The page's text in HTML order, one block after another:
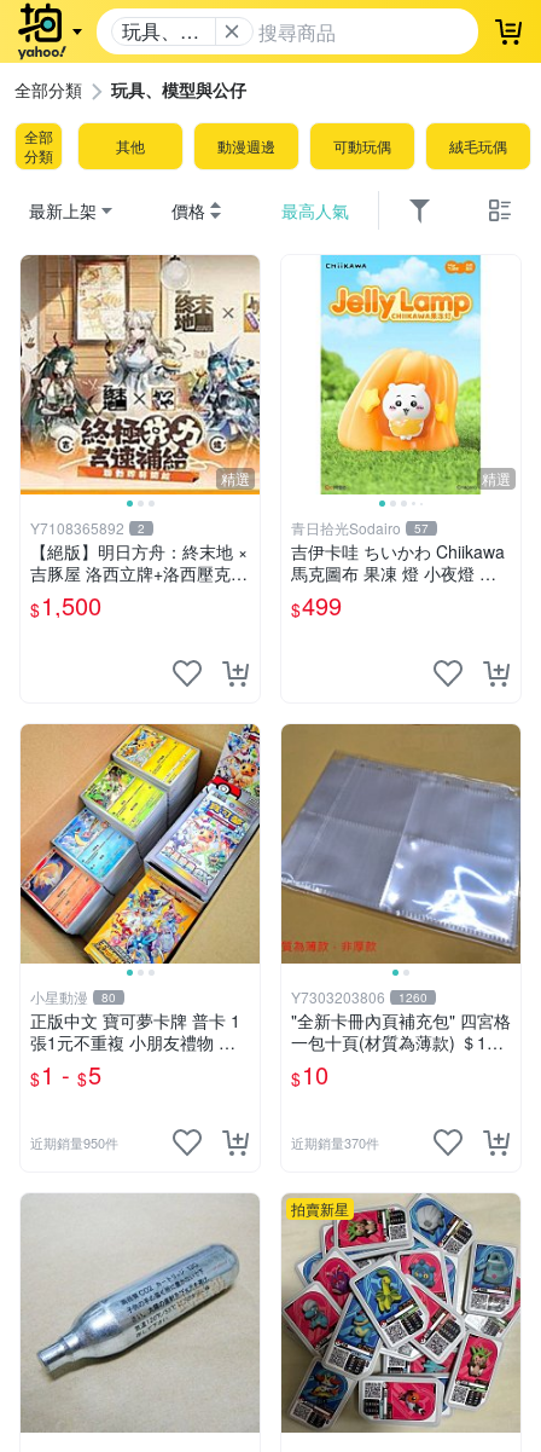
玩具、模
型與公仔
登
全部分類 玩具、模型與公仔
全部
分類
其他 動漫週邊 可動玩偶 絨毛玩偶
最新上架 價格 最高人氣
精選
Y7108365892 2
【絕版】明日方舟：終末地 ×
吉豚屋 洛西立牌+洛西壓克力
吊飾+洛西透卡
$1,500
精選
青日拾光Sodairo 57
吉伊卡哇 ちいかわ Chiikawa
馬克圖布 果凍 燈 小夜燈 吉
伊 烏薩奇
$499
小星動漫 80
正版中文 寶可夢卡牌 普卡 1
張1元不重複 小朋友禮物 補
習班獎勵 中文版 PTCG寶可
夢卡 官方現貨
$1 - $5
近期銷量950件
Y7303203806 1260
"全新卡冊內頁補充包" 四宮格
一包十頁(材質為薄款) ＄10
元 (下單最少十包)
$10
近期銷量370件
拍賣新星